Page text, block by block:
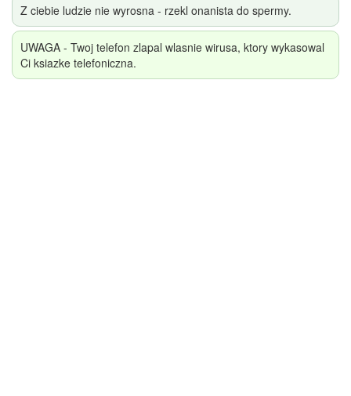
Z ciebie ludzie nie wyrosna - rzekl onanista do spermy.
UWAGA - Twoj telefon zlapal wlasnie wirusa, ktory wykasowal
Ci ksiazke telefoniczna.